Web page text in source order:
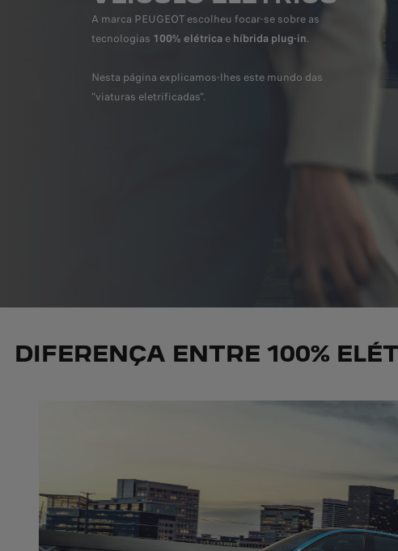
A marca PEUGEOT escolheu focar-se sobre as
tecnologias 100% elétrica e híbrida plug-in.
Nesta página explicamos-lhes este mundo das
"viaturas eletrificadas".
DIFERENÇA ENTRE 100%